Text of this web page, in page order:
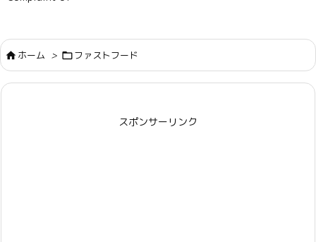
サイド

前へ
ホーム > ファストフード
スポンサーリンク